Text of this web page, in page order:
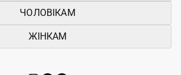
ЧОЛОВІКАМ
ЖІНКАМ